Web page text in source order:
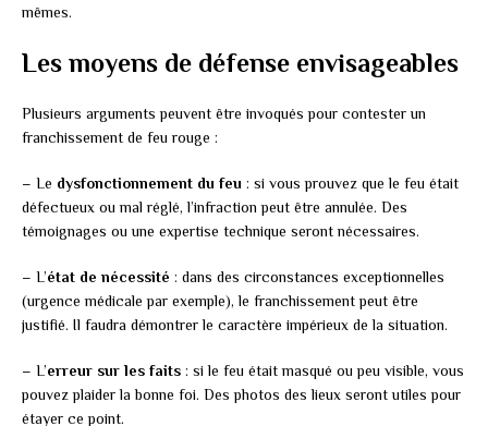
mêmes.
Les moyens de défense envisageables
Plusieurs arguments peuvent être invoqués pour contester un
franchissement de feu rouge :
– Le dysfonctionnement du feu : si vous prouvez que le feu était
défectueux ou mal réglé, l’infraction peut être annulée. Des
témoignages ou une expertise technique seront nécessaires.
– L’état de nécessité : dans des circonstances exceptionnelles
(urgence médicale par exemple), le franchissement peut être
justifié. Il faudra démontrer le caractère impérieux de la situation.
– L’erreur sur les faits : si le feu était masqué ou peu visible, vous
pouvez plaider la bonne foi. Des photos des lieux seront utiles pour
étayer ce point.